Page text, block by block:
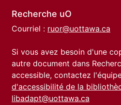
Recherche uO
Courriel : ruor@uottawa.ca
Si vous avez besoin d'une
autre document dans
accessible, contactez
d'accessibilité de la
libadapt@uottawa.ca